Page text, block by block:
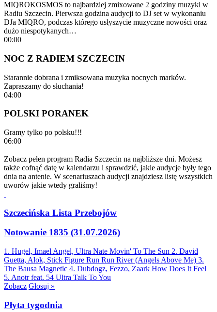
MIQROKOSMOS to najbardziej zmixowane 2 godziny muzyki w
Radiu Szczecin. Pierwsza godzina audycji to DJ set w wykonaniu
DJa MIQRO, podczas którego usłyszycie muzyczne nowości oraz
dużo niespotykanych…
00:00
NOC Z RADIEM SZCZECIN
Starannie dobrana i zmiksowana muzyka nocnych marków.
Zapraszamy do słuchania!
04:00
POLSKI PORANEK
Gramy tylko po polsku!!!
06:00
Zobacz pełen program Radia Szczecin na najbliższe dni. Możesz
także cofnąć datę w kalendarzu i sprawdzić, jakie audycje były tego
dnia na antenie. W scenariuszach audycji znajdziesz listę wszystkich
uworów jakie wtedy graliśmy!
Szczecińska Lista Przebojów
Notowanie 1835 (31.07.2026)
1. Hugel, Imael Angel, Ultra Nate Movin' To The Sun 2. David
Guetta, Alok, Stick Figure Run Run River (Angels Above Me) 3.
The Bausa Magnetic 4. Dubdogz, Fezzo, Zaark How Does It Feel
5. Anotr feat. 54 Ultra Talk To You
Zobacz Głosuj »
Płyta tygodnia